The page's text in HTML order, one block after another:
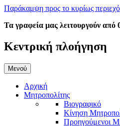
Παράκαμψη προς το κυρίως
Τα γραφεία μας λειτουργούν
Κεντρική πλοήγηση
Μενού
Αρχική
Μητροπολίτης
Βιογραφικό
Κίνηση
Προηγούμενοι